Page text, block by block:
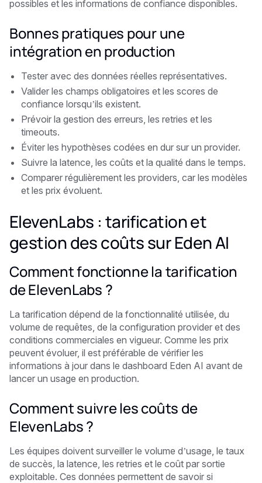
possibles et les informations de confiance disponibles.
Bonnes pratiques pour une
intégration en production
Tester avec des données réelles représentatives.
Valider les champs obligatoires et les scores de
confiance lorsqu’ils existent.
Prévoir la gestion des erreurs, les retries et les
timeouts.
Éviter les hypothèses codées en dur sur un provider.
Suivre la latence, les coûts et la qualité dans le temps.
Comparer régulièrement les providers, car les modèles
et les prix évoluent.
ElevenLabs : tarification et
gestion des coûts sur Eden AI
Comment fonctionne la tarification
de ElevenLabs ?
La tarification dépend de la fonctionnalité utilisée, du
volume de requêtes, de la configuration provider et des
conditions commerciales en vigueur. Comme les prix
peuvent évoluer, il est préférable de vérifier les
informations à jour dans le dashboard Eden AI avant de
lancer un usage en production.
Comment suivre les coûts de
ElevenLabs ?
Les équipes doivent surveiller le volume d’usage, le taux
de succès, la latence, les retries et le coût par sortie
exploitable. Ces données permettent de savoir si